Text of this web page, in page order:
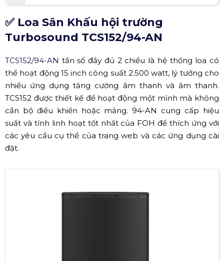
✅ Loa Sân Khấu hội trường
Turbosound TCS152/94-AN
TCS152/94-AN tần số đầy đủ 2 chiều là hệ thống loa có
thể hoạt động 15 inch công suất 2.500 watt, lý tưởng cho
nhiều ứng dụng tăng cường âm thanh và âm thanh.
TCS152 được thiết kế để hoạt động một mình mà không
cần bộ điều khiển hoặc mảng. 94-AN cung cấp hiệu
suất và tính linh hoạt tốt nhất của FOH để thích ứng với
các yêu cầu cụ thể của trang web và các ứng dụng cài
đặt.